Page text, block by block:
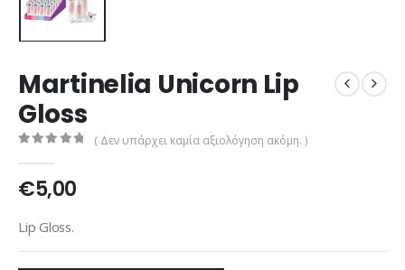
Martinelia Unicorn Lip
Gloss
( Δεν υπάρχει καμία αξιολόγηση ακόμη. )
€5,00
Lip Gloss.